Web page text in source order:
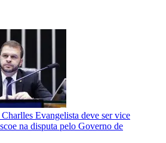
Evangelista deve ser vice
na disputa pelo Governo de